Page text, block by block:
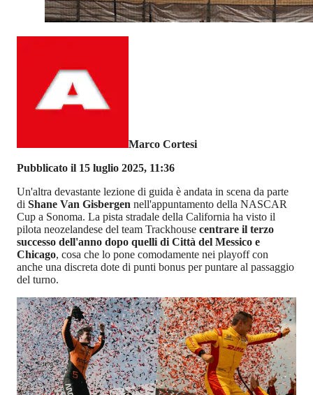
Marco Cortesi
Pubblicato il 15 luglio 2025, 11:36
Un'altra devastante lezione di guida è andata in scena da parte
di Shane Van Gisbergen nell'appuntamento della NASCAR
Cup a Sonoma. La pista stradale della California ha visto il
pilota neozelandese del team Trackhouse centrare il terzo
successo dell'anno dopo quelli di Città del Messico e
Chicago, cosa che lo pone comodamente nei playoff con
anche una discreta dote di punti bonus per puntare al passaggio
del turno.